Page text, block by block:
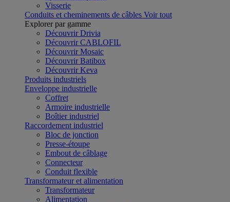
Visserie
Conduits et cheminements de câbles Voir tout
Explorer par gamme
Découvrir Drivia
Découvrir CABLOFIL
Découvrir Mosaic
Découvrir Batibox
Découvrir Keva
Produits industriels
Enveloppe industrielle
Coffret
Armoire industrielle
Boîtier industriel
Raccordement industriel
Bloc de jonction
Presse-étoupe
Embout de câblage
Connecteur
Conduit flexible
Transformateur et alimentation
Transformateur
Alimentation